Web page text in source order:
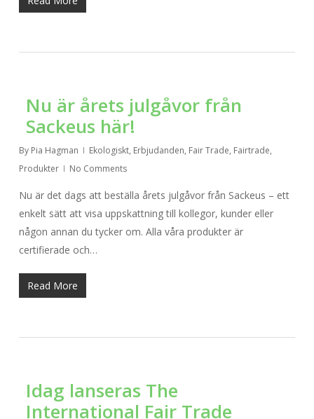
Nu är årets julgåvor från
Sackeus här!
By Pia Hagman Ekologiskt, Erbjudanden, Fair Trade, Fairtrade,
Produkter
No Comments
Nu är det dags att beställa årets julgåvor från Sackeus – ett
enkelt sätt att visa uppskattning till kollegor, kunder eller
någon annan du tycker om. Alla våra produkter är
certifierade och…
Read More
Idag lanseras The
International Fair Trade